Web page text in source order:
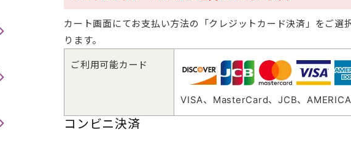
カート画面にてお支払い方法の「クレジットカード決済」をご
ります。
ご利用可能カード
VISA、MasterCard、JCB、
コンビニ決済